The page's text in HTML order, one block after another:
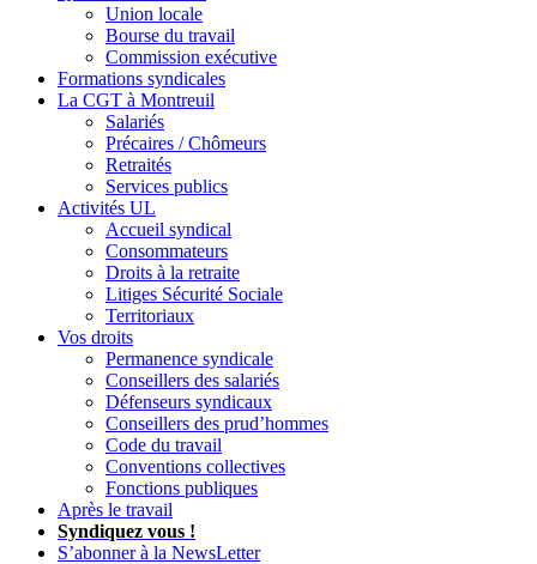
Union locale
Bourse du travail
Commission exécutive
Formations syndicales
La CGT à Montreuil
Salariés
Précaires / Chômeurs
Retraités
Services publics
Activités UL
Accueil syndical
Consommateurs
Droits à la retraite
Litiges Sécurité Sociale
Territoriaux
Vos droits
Permanence syndicale
Conseillers des salariés
Défenseurs syndicaux
Conseillers des prud’hommes
Code du travail
Conventions collectives
Fonctions publiques
Après le travail
Syndiquez vous !
S’abonner à la NewsLetter